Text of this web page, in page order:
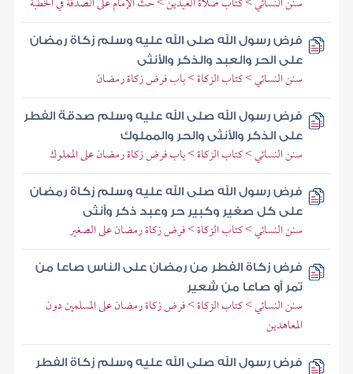
فرض رسول الله صلى الله عليه وسلم زكاة رمضان
على الحر والعبد والذكر والأنثى
سنن النسائي > كتاب الزكاة > باب فرض زكاة رمضان
فرض رسول الله صلى الله عليه وسلم صدقة الفطر
على الذكر والأنثى والحر والمملوك
سنن النسائي > كتاب الزكاة > باب فرض زكاة رمضان على المملوك
فرض رسول الله صلى الله عليه وسلم زكاة رمضان
على كل صغير وكبير حر وعبد ذكر وأنثى
سنن النسائي > كتاب الزكاة > فرض زكاة رمضان على الصغير
فرض زكاة الفطر من رمضان على الناس صاعا من
تمر أو صاعا من شعير
سنن النسائي > كتاب الزكاة > فرض زكاة رمضان على المسلمين دون
المعاهدين
فرض رسول الله صلى الله عليه وسلم زكاة الفطر